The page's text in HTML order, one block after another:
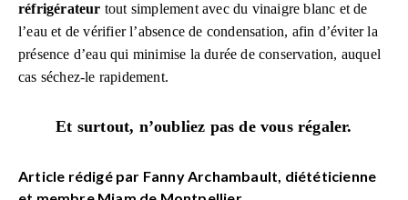
réfrigérateur tout simplement avec du vinaigre blanc et de
l’eauet de vérifier l’absence de condensation, afin d’éviter la
présence d’eau qui minimise la durée de conservation, auquel
cas séchez-le rapidement.
Et surtout, n’oubliez pas de vous régaler.
Article rédigé par Fanny Archambault, diététicienne